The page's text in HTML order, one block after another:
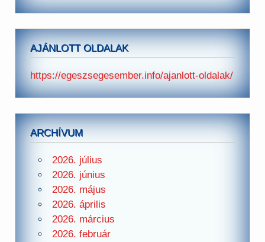
AJÁNLOTT OLDALAK
https://egeszsegesember.info/ajanlott-oldalak/
ARCHÍVUM
2026. július
2026. június
2026. május
2026. április
2026. március
2026. február